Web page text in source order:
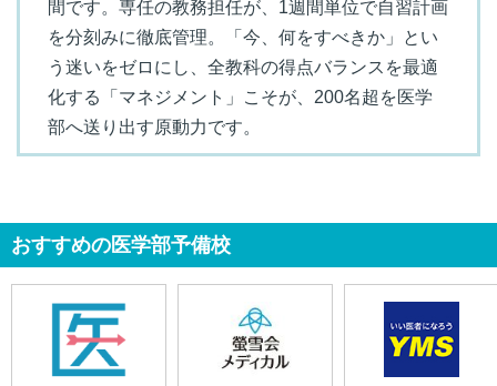
間です。専任の教務担任が、1週間単位で自習計画
を分刻みに徹底管理。「今、何をすべきか」とい
う迷いをゼロにし、全教科の得点バランスを最適
化する「マネジメント」こそが、200名超を医学
部へ送り出す原動力です。
おすすめの医学部予備校